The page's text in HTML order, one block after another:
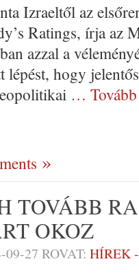
Izraeltől az
Ratings, írja az
azzal a
hogy
…
TOVÁBB
OKOZ
09-27 ROVAT: HÍREK